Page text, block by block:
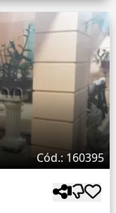
Cód.: 160395